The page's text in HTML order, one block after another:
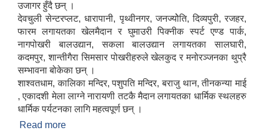
उजागर हुँदै छन् ।
देवचुली सेन्टरप्लट, धारापानी, पृथ्वीनगर, जनज्योेति, दिव्यपुरी, रजहर,
फारम लगायतका खेलमैदान र घुमाउरी पिक्नीक स्पर्ट एण्ड पार्क,
नागपोखरी बालउद्यान, सकला बालउद्यान लगायतका सालघारी,
कदमपुर, शान्तीगैरा सिमसार पोखरीहरुले खेलकुद र मनोरञ्जनका थुप्रै
सम्भावना बोकेका छन् ।
शाश्वतधाम, कालिका मन्दिर, पशुपति मन्दिर, बराजु थान, तीनकन्या माई
, एकादशी मेला लाग्ने नारायणी तटकै मैदान लगायतका धार्मिक स्थलहरु
धार्मिक पर्यटनका लागि महत्वपूर्ण छन् ।
Read more